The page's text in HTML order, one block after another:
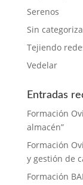
Serenos
Sin
Tejiendo
Vedelar
Entradas
Formación
almacén”
Formación
y gestión de
Formación